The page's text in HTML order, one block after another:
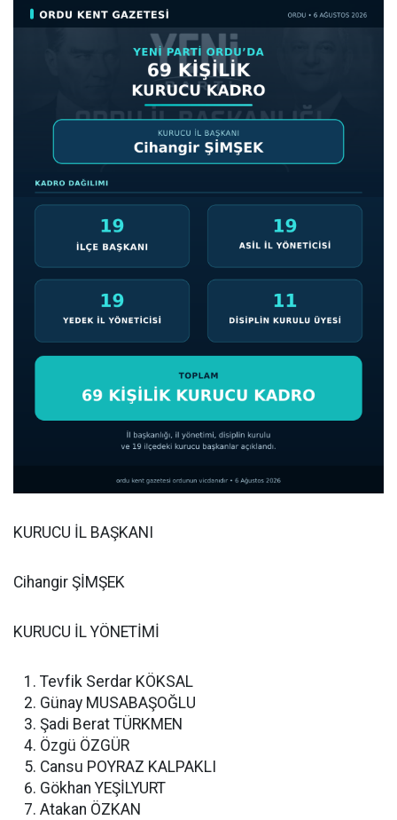
KURUCU İL BAŞKANI
Cihangir ŞİMŞEK
KURUCU İL YÖNETİMİ
Tevfik Serdar KÖKSAL
Günay MUSABAŞOĞLU
Şadi Berat TÜRKMEN
Özgü ÖZGÜR
Cansu POYRAZ KALPAKLI
Gökhan YEŞİLYURT
Atakan ÖZKAN